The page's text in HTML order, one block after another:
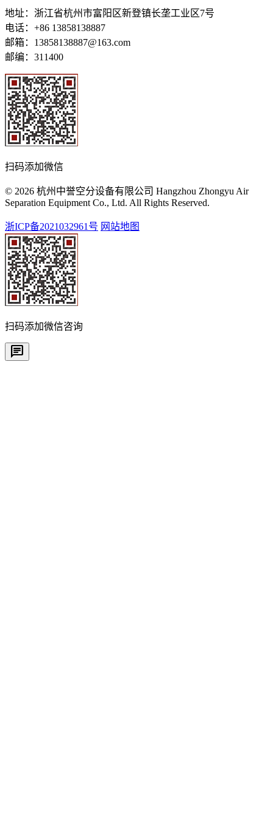
地址：浙江省杭州市富阳区新登镇长垄工业区7号
电话：+86 13858138887
邮箱：13858138887@163.com
邮编：311400
扫码添加微信
© 2026 杭州中誉空分设备有限公司 Hangzhou Zhongyu Air
Separation Equipment Co., Ltd. All Rights Reserved.
浙ICP备2021032961号 网站地图
扫码添加微信咨询
chat